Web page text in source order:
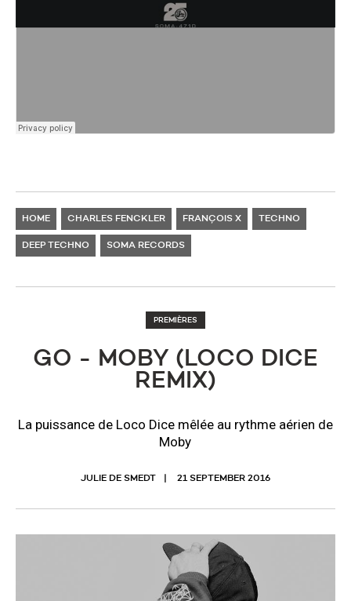
HOME CHARLES FENCKLER FRANÇOIS X TECHNO
DEEP TECHNO SOMA RECORDS
PREMIÈRES
GO - MOBY (LOCO DICE
REMIX)
La puissance de Loco Dice mêlée au rythme aérien de
Moby
JULIE DE SMEDT 21 SEPTEMBER 2016